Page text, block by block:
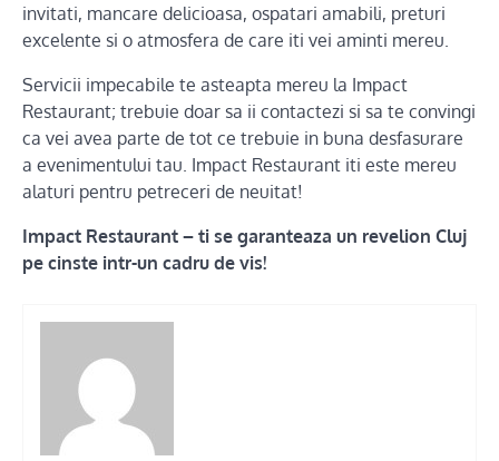
invitati, mancare delicioasa, ospatari amabili, preturi
excelente si o atmosfera de care iti vei aminti mereu.
Servicii impecabile te asteapta mereu la Impact
Restaurant; trebuie doar sa ii contactezi si sa te convingi
ca vei avea parte de tot ce trebuie in buna desfasurare
a evenimentului tau. Impact Restaurant iti este mereu
alaturi pentru petreceri de neuitat!
Impact Restaurant – ti se garanteaza un revelion Cluj
pe cinste intr-un cadru de vis!